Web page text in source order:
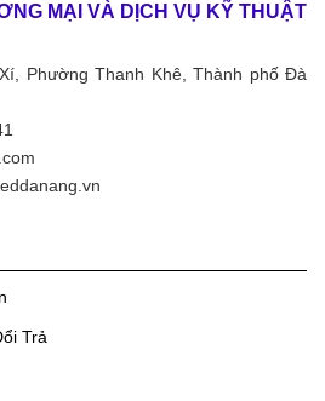
MẠI VÀ DỊCH VỤ KỸ THUẬT
Phường Thanh Khê, Thành phố Đà
Trả